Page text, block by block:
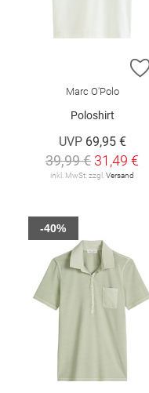
Marc O'Polo
Poloshirt
UVP 69,95 €
39,99 € 31,49 €
inkl. MwSt. zzgl. Versand
-40%